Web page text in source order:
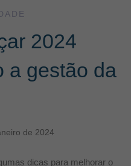
2024
a gestão da
de 2024
dicas para melhorar o